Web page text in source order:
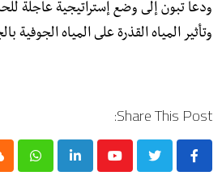
ودعا تبون إلى وضع إستراتيجية عاجلة
وتأثير المياه القذرة على المياه الجوفية
Share This Post:
Youtube
LinkedIn